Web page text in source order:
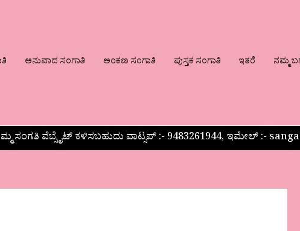
ಅನುವಾದ ಸಂಗಾತಿ ಅಂಕಣ ಸಂಗಾತಿ ಪುಸ್ತಕ ಸಂಗಾತಿ ಇತರೆ ನಮ್ಮ
ಸಂಗತಿ ವೆಬ್ಸೈಟ್ ಕಳಿಸಬಹುದು ವಾಟ್ಸಪ್‌ :- 9483261944, ಇಮೇಲ್ :-